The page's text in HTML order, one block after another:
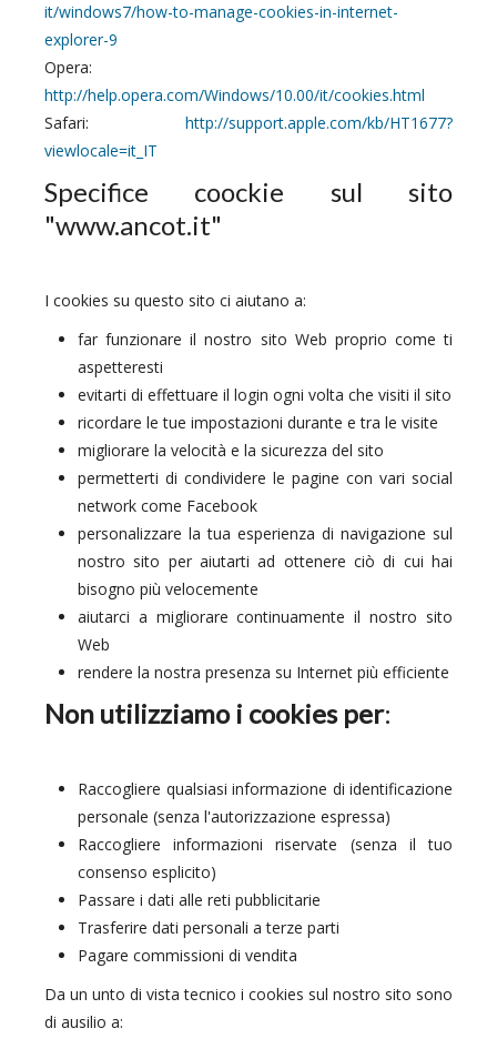
it/windows7/how-to-manage-cookies-in-internet-
explorer-9
Opera:
http://help.opera.com/Windows/10.00/it/cookies.html
Safari: http://support.apple.com/kb/HT1677?
viewlocale=it_IT
Specifice coockie sul sito
"www.ancot.it"
I cookies su questo sito ci aiutano a:
far funzionare il nostro sito Web proprio come ti
aspetteresti
evitarti di effettuare il login ogni volta che visiti il sito
ricordare le tue impostazioni durante e tra le visite
migliorare la velocità e la sicurezza del sito
permetterti di condividere le pagine con vari social
network come Facebook
personalizzare la tua esperienza di navigazione sul
nostro sito per aiutarti ad ottenere ciò di cui hai
bisogno più velocemente
aiutarci a migliorare continuamente il nostro sito
Web
rendere la nostra presenza su Internet più efficiente
Non utilizziamo i cookies per:
Raccogliere qualsiasi informazione di identificazione
personale (senza l'autorizzazione espressa)
Raccogliere informazioni riservate (senza il tuo
consenso esplicito)
Passare i dati alle reti pubblicitarie
Trasferire dati personali a terze parti
Pagare commissioni di vendita
Da un unto di vista tecnico i cookies sul nostro sito sono
di ausilio a: